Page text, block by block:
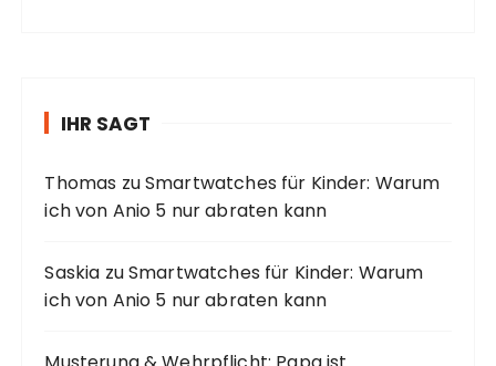
IHR SAGT
Thomas zuSmartwatches für Kinder: Warum
ich von Anio 5 nur abraten kann
Saskia zuSmartwatches für Kinder: Warum
ich von Anio 5 nur abraten kann